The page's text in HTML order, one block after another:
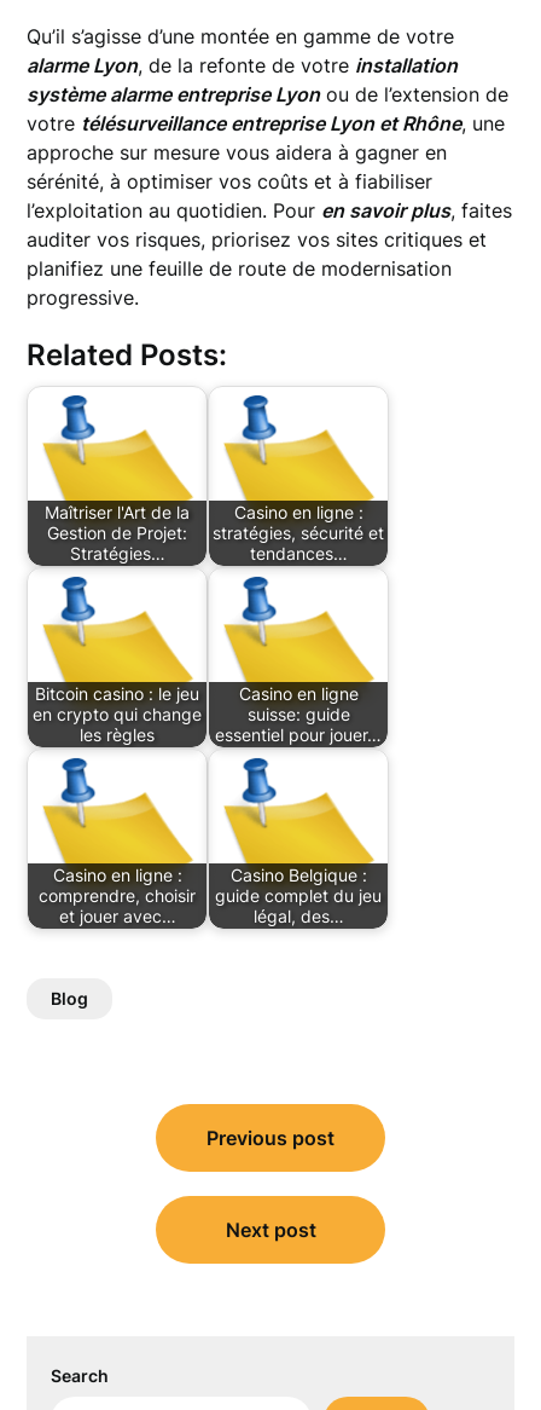
Qu’il s’agisse d’une montée en gamme de votre
alarme Lyon, de la refonte de votre installation
système alarme entreprise Lyonou de l’extension de
votre télésurveillance entreprise Lyon et Rhône, une
approche sur mesure vous aidera à gagner en
sérénité, à optimiser vos coûts et à fiabiliser
l’exploitation au quotidien. Pour en savoir plus, faites
auditer vos risques, priorisez vos sites critiques et
planifiez une feuille de route de modernisation
progressive.
Related Posts:
Maîtriser l'Art de la
Gestion de Projet:
Stratégies…
Casino en ligne :
stratégies, sécurité et
tendances…
Bitcoin casino : le jeu
en crypto qui change
les règles
Casino en ligne
suisse: guide
essentiel pour jouer…
Casino en ligne :
comprendre, choisir
et jouer avec…
Casino Belgique :
guide complet du jeu
légal, des…
Blog
navigation
Previous post
Next post
Search